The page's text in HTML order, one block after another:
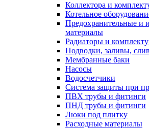
Коллектора и
Котельное
Предохранительные и
материалы
Радиаторы и
Подводки, заливы,
Мембранные баки
Насосы
Водосчетчики
Система защиты при
ПВХ трубы и фитинги
ПНД трубы и фитинги
Люки под плитку
Расходные материалы